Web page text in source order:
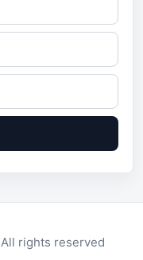
All rights reserved